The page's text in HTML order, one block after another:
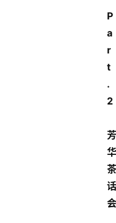
P
a
r
t
.
2
芳
华
茶
话
会